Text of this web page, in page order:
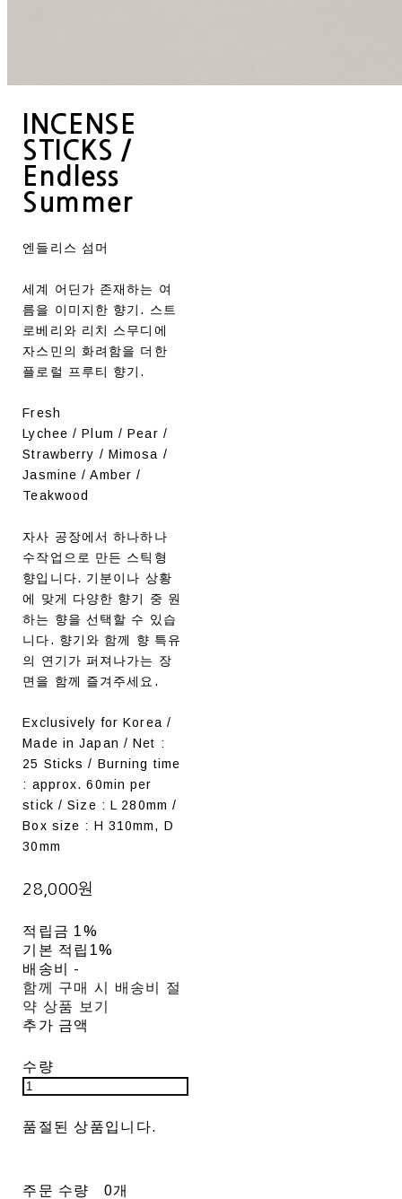
INCENSE
STICKS /
Endless
Summer
엔들리스 섬머
세계 어딘가 존재하는 여
름을 이미지한 향기. 스트
로베리와 리치 스무디에
자스민의 화려함을 더한
플로럴 프루티 향기.
Fresh
Lychee / Plum / Pear /
Strawberry / Mimosa /
Jasmine / Amber /
Teakwood
자사 공장에서 하나하나
수작업으로 만든 스틱형
향입니다. 기분이나 상황
에 맞게 다양한 향기 중 원
하는 향을 선택할 수 있습
니다. 향기와 함께 향 특유
의 연기가 퍼져나가는 장
면을 함께 즐겨주세요.
Exclusively for Korea /
Made in Japan / Net :
25 Sticks / Burning time
: approx. 60min per
stick / Size : L 280mm /
Box size : H 310mm, D
30mm
28,000원
적립금 1%
기본 적립 1%
배송비 -
함께 구매 시 배송비 절
약 상품 보기
추가 금액
수량
품절된 상품입니다.
주문 수량
0개